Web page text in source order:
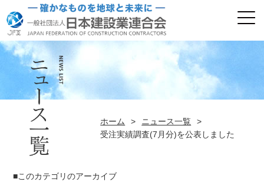
ホーム > ニュース一覧
>
受注実績調査(7月分)を公表しました
■このカテゴリのアーカイブ